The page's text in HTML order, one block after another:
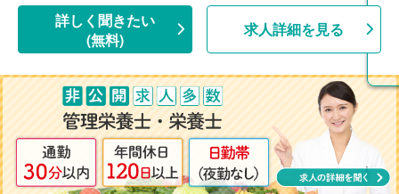
詳しく聞きたい
(無料)
求人詳細を見る